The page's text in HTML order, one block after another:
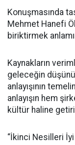
Konuşmasında
Mehmet Hanefi
biriktirmek
Kaynakların
geleceğin
anlayışının
anlayışın hem
kültür haline
“İkinci Nesilleri